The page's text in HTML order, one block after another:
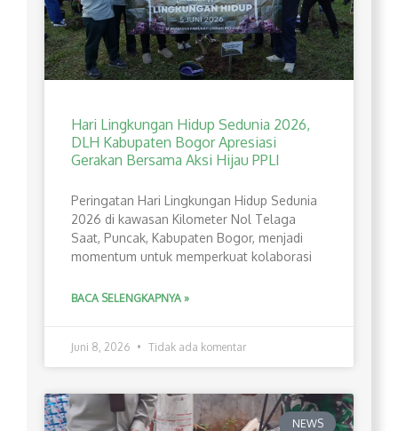
Hari Lingkungan Hidup Sedunia 2026,
DLH Kabupaten Bogor Apresiasi
Gerakan Bersama Aksi Hijau PPLI
Peringatan Hari Lingkungan Hidup Sedunia
2026 di kawasan Kilometer Nol Telaga
Saat, Puncak, Kabupaten Bogor, menjadi
momentum untuk memperkuat kolaborasi
BACA SELENGKAPNYA »
Juni 8, 2026 Tidak ada komentar
NEWS